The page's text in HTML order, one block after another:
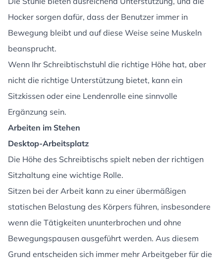
Hocker sorgen dafür, dass der Benutzer immer in
Bewegung bleibt und auf diese Weise seine Muskeln
beansprucht.
Wenn Ihr Schreibtischstuhl die richtige Höhe hat, aber
nicht die richtige Unterstützung bietet, kann ein
Sitzkissen oder eine Lendenrolle eine sinnvolle
Ergänzung sein.
Arbeiten im Stehen
Desktop-Arbeitsplatz
Die Höhe des Schreibtischs spielt neben der richtigen
Sitzhaltung eine wichtige Rolle.
Sitzen bei der Arbeit kann zu einer übermäßigen
statischen Belastung des Körpers führen, insbesondere
wenn die Tätigkeiten ununterbrochen und ohne
Bewegungspausen ausgeführt werden. Aus diesem
Grund entscheiden sich immer mehr Arbeitgeber für die